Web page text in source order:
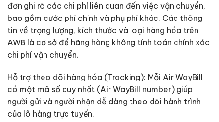
đơn ghi rõ các chi phí liên quan đến việc vận chuyển,
bao gồm cước phí chính và phụ phí khác. Các thông
tin về trọng lượng, kích thước và loại hàng hóa trên
AWB là cơ sở để hãng hàng không tính toán chính xác
chi phí vận chuyển.
Hỗ trợ theo dõi hàng hóa (Tracking): Mỗi Air WayBill
có một mã số duy nhất (Air WayBill number) giúp
người gửi và người nhận dễ dàng theo dõi hành trình
của lô hàng trực tuyến.